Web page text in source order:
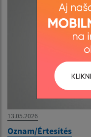
13.05.2026
Oznam/Értesítés